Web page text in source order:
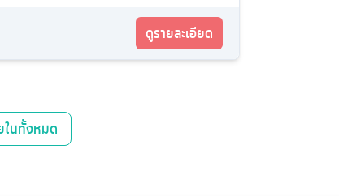
ดูรายละเอียด
นทั้งหมด